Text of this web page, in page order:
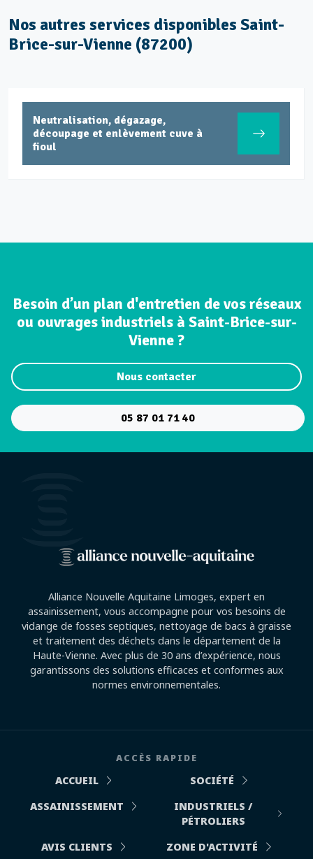
Nos autres services disponibles Saint-
Brice-sur-Vienne (87200)
Neutralisation, dégazage,
découpage et enlèvement cuve à
fioul
Besoin d’un plan d'entretien de vos réseaux
ou ouvrages industriels à Saint-Brice-sur-
Vienne ?
Nous contacter
05 87 01 71 40
Alliance Nouvelle Aquitaine Limoges, expert en
assainissement, vous accompagne pour vos besoins de
vidange de fosses septiques, nettoyage de bacs à graisse
et traitement des déchets dans le département de la
Haute-Vienne. Avec plus de 30 ans d’expérience, nous
garantissons des solutions efficaces et conformes aux
normes environnementales.
ACCÈS RAPIDE
ACCUEIL
SOCIÉTÉ
ASSAINISSEMENT
INDUSTRIELS /
PÉTROLIERS
AVIS CLIENTS
ZONE D'ACTIVITÉ